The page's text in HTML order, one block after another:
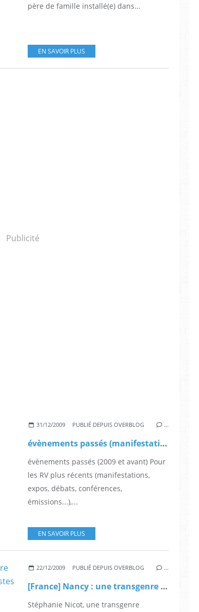
père de famille installé(e) dans...
EN SAVOIR PLUS
Publicité
31/12/2009 PUBLIÉ DEPUIS OVERBLOG …
évènements passés (manifestations, expos, débats, conférences, émissions...) avant 2010
évènements passés (2009 et avant) Pour
les RV plus récents (manifestations,
expos, débats, conférences,
émissions...),...
EN SAVOIR PLUS
22/12/2009 PUBLIÉ DEPUIS OVERBLOG …
[France] Nancy : une transgenre obtient son inscription sur les listes électorales
Stéphanie Nicot, une transgenre